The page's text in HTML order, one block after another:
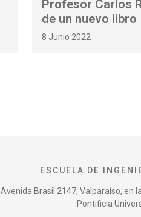
Profesor Carlos
de un nuevo libro
8 Junio 2022
ESCUELA DE
Avenida Brasil 2147, Valparaíso, en
Pontificia